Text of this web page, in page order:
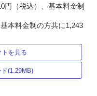
円（税込）、基本料金制
本料金制の方共に1,243
トを見る
(1.29MB)